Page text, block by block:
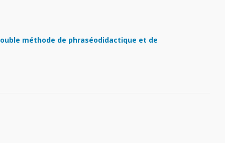
méthode de phraséodidactique et de